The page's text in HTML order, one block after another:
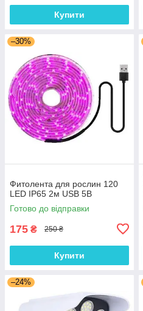
Купити
–30%
Фитолента для рослин 120
LED IP65 2м USB 5В
Готово до відправки
175 ₴ 250 ₴
Купити
–24%